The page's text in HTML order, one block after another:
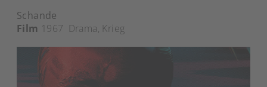
Schande
Film 1967 Drama, Krieg